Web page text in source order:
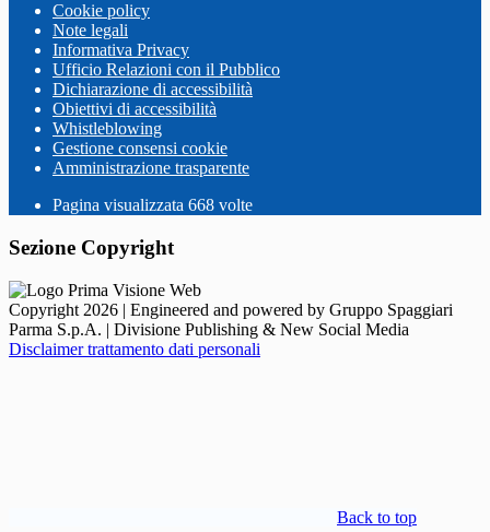
Cookie policy
Note legali
Informativa Privacy
Ufficio Relazioni con il Pubblico
Dichiarazione di accessibilità
Obiettivi di accessibilità
Whistleblowing
Gestione consensi cookie
Amministrazione trasparente
Pagina visualizzata 668 volte
Sezione Copyright
Copyright 2026 | Engineered and powered by Gruppo Spaggiari
Parma S.p.A. | Divisione Publishing & New Social Media
Disclaimer trattamento dati personali
Back to top